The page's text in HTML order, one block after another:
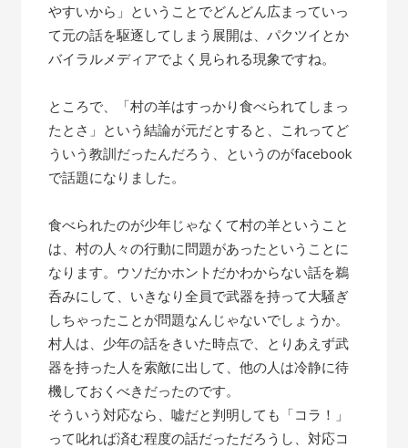
やすいから」ということでどんどん広まっていっ
て元の話を駆逐してしまう展開は、パクツイとか
バイラルメディアでよく見られる現象ですね。
ところで、「村の羊はすっかり食べられてしまっ
たとさ」という結論が元だとすると、これってど
ういう教訓だったんだろう、というのがfacebook
で話題になりました。
食べられたのが少年じゃなくて村の羊ということ
は、村の人々の行動に問題があったということに
なります。ウソだかホントだかわからない話を鵜
呑みにして、いきなり全員で武器を持って大騒ぎ
しちゃったことが問題なんじゃないでしょうか。
村人は、少年の話をきいた時点で、とりあえず武
器を持った人を索敵に出して、他の人は冷静に待
機しておくべきだったのです。
そういう対応なら、嘘だと判明しても「コラ！」
って叱れば済む程度の話だっただろうし、対応コ